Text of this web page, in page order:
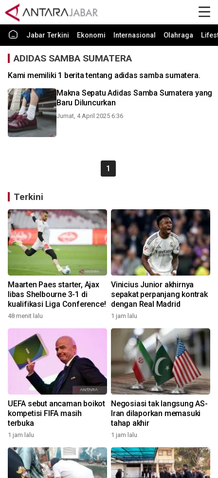
Jabar Terkini Ekonomi Internasional Olahraga
ADIDAS SAMBA SUMATERA
Kami memiliki 1 berita tentang adidas samba sumatera.
Makna Sepatu Adidas Samba Sumatera yang
Baru Diluncurkan
Jumat, 4 April 2025 6:36
1
Terkini
Maarten Paes starter, Ajax
libas Shelbourne 3-1 di
kualifikasi Liga Conference!
48 menit lalu
Vinicius Junior akhirnya
sepakat perpanjang kontrak
dengan Real Madrid
1 jam lalu
UEFA sebut ancaman boikot
kompetisi FIFA masih
terbuka
1 jam lalu
Negosiasi tak langsung AS-
Iran dilaporkan memasuki
tahap akhir
1 jam lalu